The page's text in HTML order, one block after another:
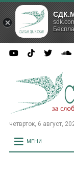
четврток, 6 август,
МЕНИ